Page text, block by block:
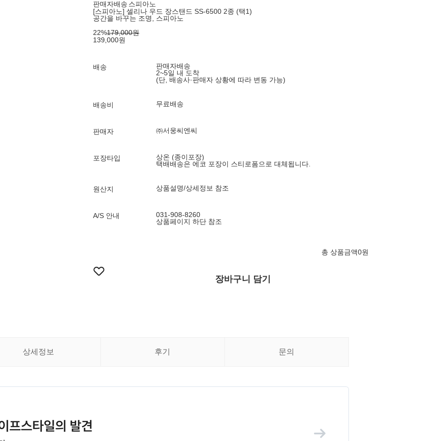
판매자배송 스피아노
[스피아노] 셀리나 우드 장스탠드 SS-6500 2종 (택1)
공간을 바꾸는 조명, 스피아노
22%179,000원
139,000원
배송
판매자배송
2~5일 내 도착
(단, 배송사·판매자 상황에 따라 변동 가능)
배송비 무료배송
판매자 ㈜서웅씨엔씨
포장타입
상온 (종이포장)
택배배송은 에코 포장이 스티로폼으로 대체됩니다.
원산지 상품설명/상세정보 참조
A/S 안내
031-908-8260
상품페이지 하단 참조
총 상품금액0원
장바구니 담기
상세정보 후기 문의